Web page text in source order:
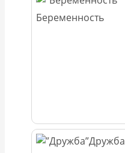
Беременность
Дружба